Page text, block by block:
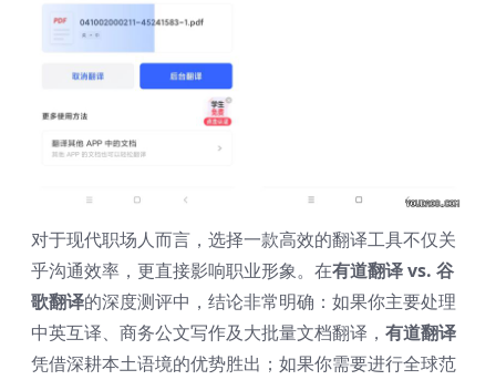
对于现代职场人而言，选择一款高效的翻译工具不仅关
乎沟通效率，更直接影响职业形象。在有道翻译 vs. 谷
歌翻译的深度测评中，结论非常明确：如果你主要处理
中英互译、商务公文写作及大批量文档翻译， 有道翻译
凭借深耕本土语境的优势胜出；如果你需要进行全球范